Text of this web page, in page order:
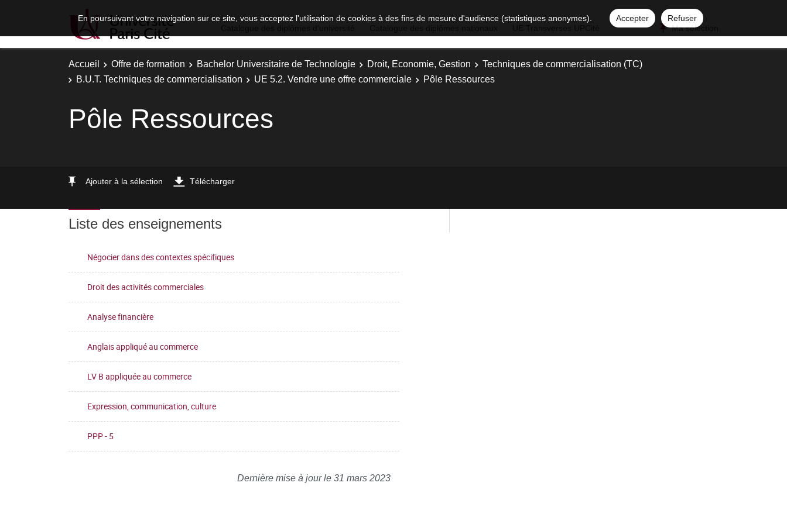
En poursuivant votre navigation sur ce site, vous acceptez l'utilisation de cookies à des fins de mesure d'audience (statistiques anonymes). Accepter
Refuser
Ma sélection
Accueil Offre de formation Bachelor Universitaire de Technologie Droit, Economie, Gestion
Techniques de commercialisation (TC)
B.U.T. Techniques de commercialisation
UE 5.2. Vendre une offre commerciale Pôle Ressources
Pôle Ressources
Ajouter à la sélection Télécharger
Liste des enseignements
Négocier dans des contextes spécifiques
Droit des activités commerciales
Analyse financière
Anglais appliqué au commerce
LV B appliquée au commerce
Expression, communication, culture
PPP - 5
Dernière mise à jour le 31 mars 2023